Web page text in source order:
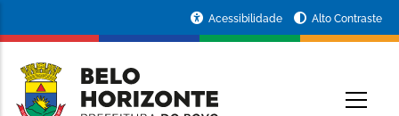
conteúdo
principal
da
Prefeitura
Acessibilidade Alto Contraste